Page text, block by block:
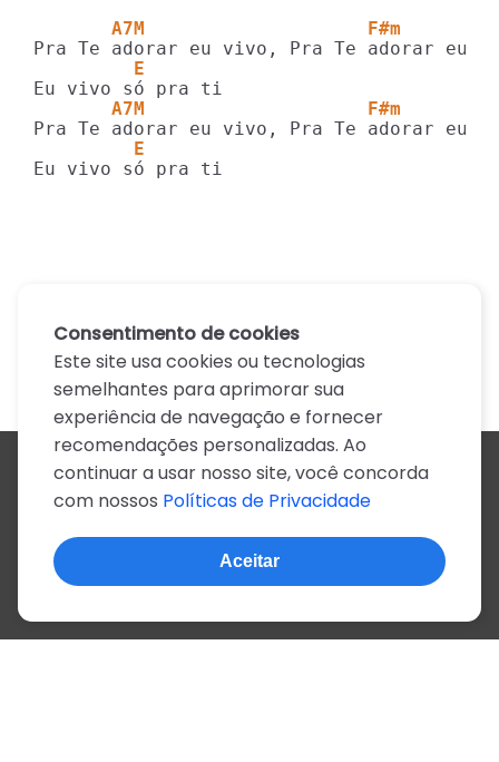
       A7M                    F#m
         E
       A7M                    F#m
         E
Eu vivo só pra ti
Todos os artistas
A
B C D E F G H I J
N
O P Q R S T U V W X
Z
0-9
© 2022, mais de 2 milhões de cifras e letras
Consentimento de cookies
Este site usa cookies ou tecnologias
semelhantes para aprimorar sua
experiência de navegação e fornecer
recomendações personalizadas. Ao
continuar a usar nosso site, você concorda
com nossos Políticas de Privacidade
Aceitar